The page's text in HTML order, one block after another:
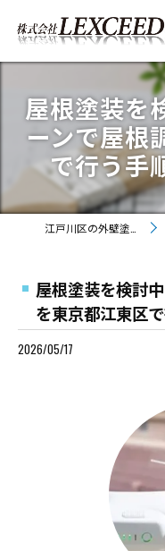
屋根塗装を
ーンで屋根
で行う手
屋根塗装を検討
を東京都江東区
2026/05/17